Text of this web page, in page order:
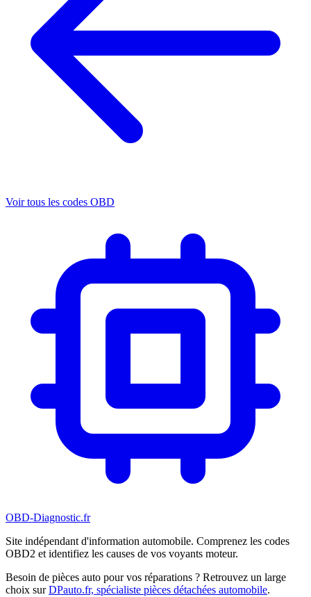
Voir tous les codes OBD
OBD-Diagnostic.fr
Site indépendant d'information automobile. Comprenez les codes
OBD2 et identifiez les causes de vos voyants moteur.
Besoin de pièces auto pour vos réparations ? Retrouvez un large
choix sur DPauto.fr, spécialiste pièces détachées automobile.